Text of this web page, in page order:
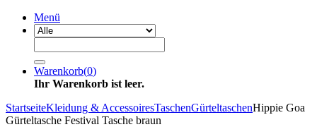
Menü
Warenkorb(0)
Ihr Warenkorb ist leer.
StartseiteKleidung & AccessoiresTaschenGürteltaschenHippie Goa
Gürteltasche Festival Tasche braun